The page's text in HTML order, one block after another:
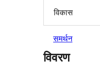
विकास
समर्थन
विवरण